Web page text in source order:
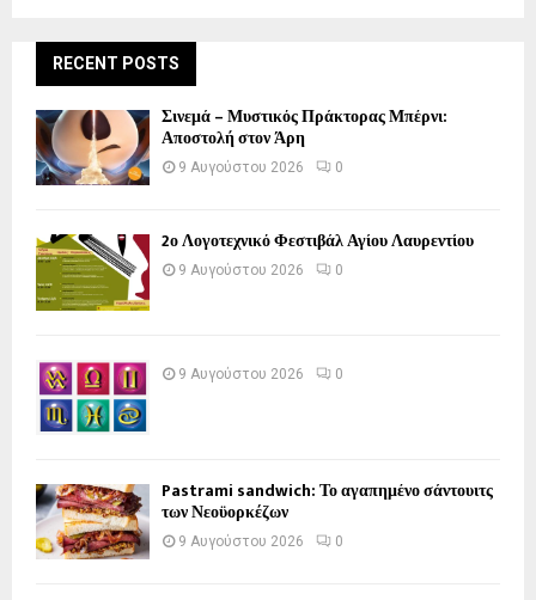
RECENT POSTS
Σινεμά – Μυστικός Πράκτορας Μπέρνι:
Αποστολή στον Άρη
9 Αυγούστου 2026 0
2ο Λογοτεχνικό Φεστιβάλ Αγίου Λαυρεντίου
9 Αυγούστου 2026 0
9 Αυγούστου 2026 0
Pastrami sandwich: Το αγαπημένο σάντουιτς
των Νεοϋορκέζων
9 Αυγούστου 2026 0